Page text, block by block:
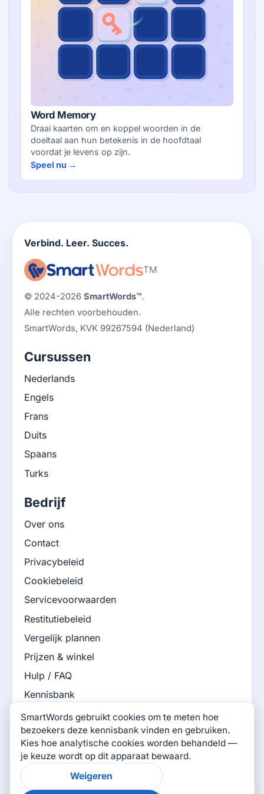
Word Memory
Draai kaarten om en koppel woorden in de
doeltaal aan hun betekenis in de hoofdtaal
voordat je levens op zijn.
Speel nu →
Was deze pagina
SmartWords gebruikt cookies om te meten hoe
bezoekers deze kennisbank vinden en gebruiken.
Kies hoe analytische cookies worden behandeld —
je keuze wordt op dit apparaat bewaard.
Weigeren
Verbind. Leer. Succes.
TM
© 2024-2026 SmartWords™.
Alle rechten voorbehouden.
SmartWords, KVK 99267594 (Nederland)
Cursussen
Nederlands
Engels
Frans
Duits
Spaans
Turks
Bedrijf
Over ons
Contact
Privacybeleid
Cookiebeleid
Servicevoorwaarden
Restitutiebeleid
Vergelijk plannen
Prijzen & winkel
Hulp / FAQ
Kennisbank
SmartWords-blog
SmartWords Games
Verbind met ons